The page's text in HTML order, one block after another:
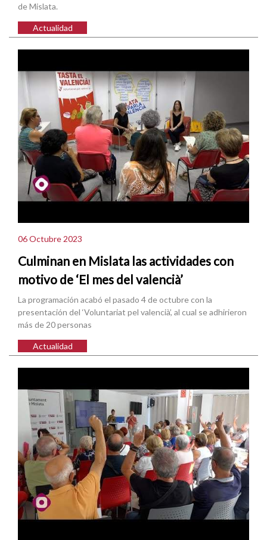
de Mislata.
Actualidad
06 Octubre 2023
Culminan en Mislata las actividades con
motivo de ‘El mes del valencià’
La programación acabó el pasado 4 de octubre con la
presentación del ‘Voluntariat pel valencià’, al cual se adhirieron
más de 20 personas
Actualidad